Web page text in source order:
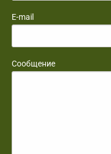
E-mail
Сообщение